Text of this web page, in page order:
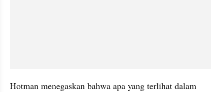
Hotman menegaskan bahwa apa yang terlihat dalam